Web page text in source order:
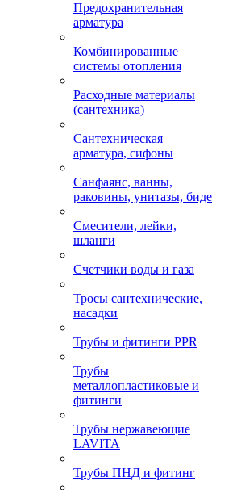
Предохранительная
арматура
Комбинированные
системы отопления
Расходные материалы
(сантехника)
Сантехническая
арматура, сифоны
Санфаянс, ванны,
раковины, унитазы, биде
Смесители, лейки,
шланги
Счетчики воды и газа
Тросы сантехнические,
насадки
Трубы и фитинги PPR
Трубы
металлопластиковые и
фитинги
Трубы нержавеющие
LAVITA
Трубы ПНД и фитинг